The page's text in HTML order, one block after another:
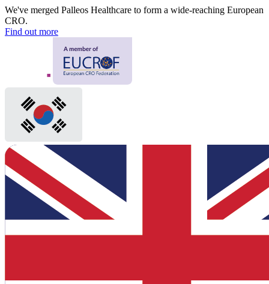
We've merged Palleos Healthcare to form a wide-reaching European
CRO.
Find out more